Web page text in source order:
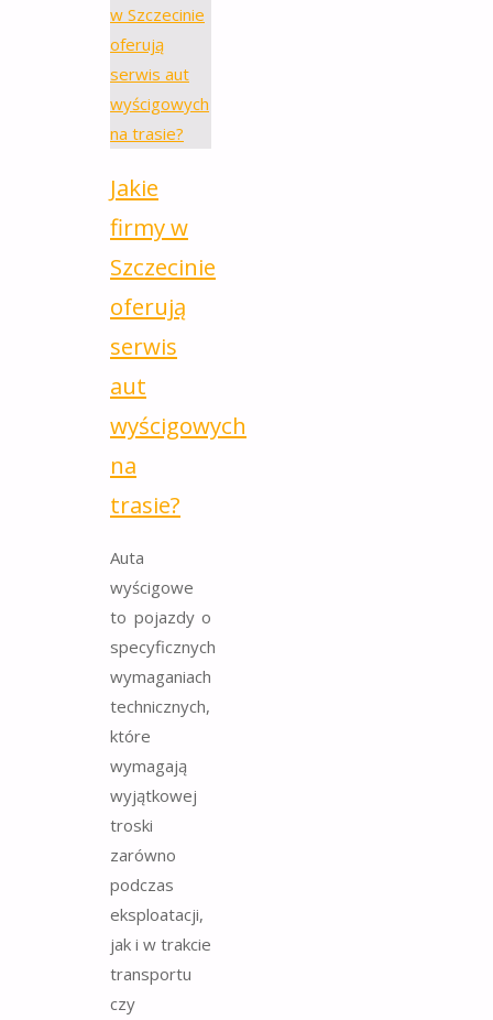
Jakie
firmy w
Szczecinie
oferują
serwis
aut
wyścigowych
na
trasie?
Auta
wyścigowe
to pojazdy o
specyficznych
wymaganiach
technicznych,
które
wymagają
wyjątkowej
troski
zarówno
podczas
eksploatacji,
jak i w trakcie
transportu
czy